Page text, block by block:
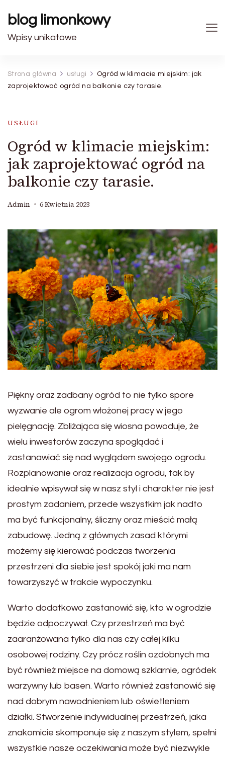
blog limonkowy
Wpisy unikatowe
Strona główna usługi
Ogród w klimacie miejskim: jak
zaprojektować ogród na balkonie czy tarasie.
USŁUGI
Ogród w klimacie miejskim:
jak zaprojektować ogród na
balkonie czy tarasie.
Admin 6 Kwietnia 2023
Piękny oraz zadbany ogród to nie tylko spore
wyzwanie ale ogrom włożonej pracy w jego
pielęgnację. Zbliżająca się wiosna powoduje, że
wielu inwestorów zaczyna spoglądać i
zastanawiać się nad wyglądem swojego ogrodu.
Rozplanowanie oraz realizacja ogrodu, tak by
idealnie wpisywał się w nasz styl i charakter nie jest
prostym zadaniem, przede wszystkim jak nadto
ma być funkcjonalny, śliczny oraz mieścić małą
zabudowę. Jedną z głównych zasad którymi
możemy się kierować podczas tworzenia
przestrzeni dla siebie jest spokój jaki ma nam
towarzyszyć w trakcie wypoczynku.
Warto dodatkowo zastanowić się, kto w ogrodzie
będzie odpoczywał. Czy przestrzeń ma być
zaaranżowana tylko dla nas czy całej kilku
osobowej rodziny. Czy prócz roślin ozdobnych ma
być również miejsce na domową szklarnie, ogródek
warzywny lub basen. Warto również zastanowić się
nad dobrym nawodnieniem lub oświetleniem
działki. Stworzenie indywidualnej przestrzeń, jaka
znakomicie skomponuje się z naszym stylem, spełni
wszystkie nasze oczekiwania może być niezwykle